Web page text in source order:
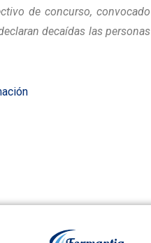
de concurso, convocado
decaídas las personas
contado a partir del